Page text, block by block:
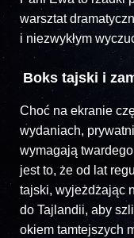
warsztat
i niezwykłym
Boks tajski i
Choć na ekranie
wydaniach,
wymagają
jest to, że od lat
tajski, wyjeżdżając
do Tajlandii, aby
okiem tamtejszych